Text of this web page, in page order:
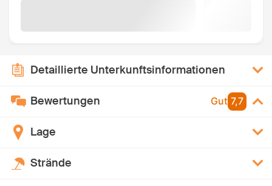
Detaillierte Unterkunftsinformationen
Bewertungen Gut 7,7
Lage
Strände